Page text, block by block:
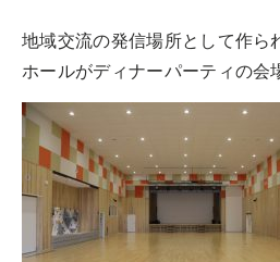
地域交流の発信場所として作ら
ホールがディナーパーティの会